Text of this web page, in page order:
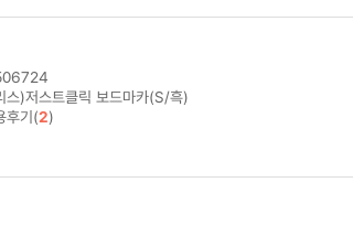
스)저스트클릭 보드마카(S/흑)
후기(2)